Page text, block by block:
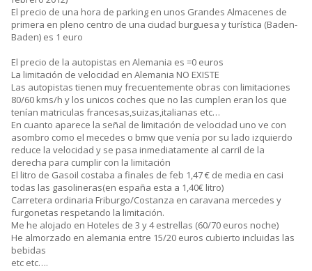
El precio de una hora de parking en unos Grandes Almacenes de
primera en pleno centro de una ciudad burguesa y turística (Baden-
Baden) es 1 euro
El precio de la autopistas en Alemania es =0 euros
La limitación de velocidad en Alemania NO EXISTE
Las autopistas tienen muy frecuentemente obras con limitaciones
80/60 kms/h y los unicos coches que no las cumplen eran los que
tenían matriculas francesas,suizas,italianas etc…
En cuanto aparece la señal de limitación de velocidad uno ve con
asombro como el mecedes o bmw que venía por su lado izquierdo
reduce la velocidad y se pasa inmediatamente al carril de la
derecha para cumplir con la limitación
El litro de Gasoil costaba a finales de feb 1,47 € de media en casi
todas las gasolineras(en españa esta a 1,40€ litro)
Carretera ordinaria Friburgo/Costanza en caravana mercedes y
furgonetas respetando la limitación.
Me he alojado en Hoteles de 3 y 4 estrellas (60/70 euros noche)
He almorzado en alemania entre 15/20 euros cubierto incluidas las
bebidas
etc etc….